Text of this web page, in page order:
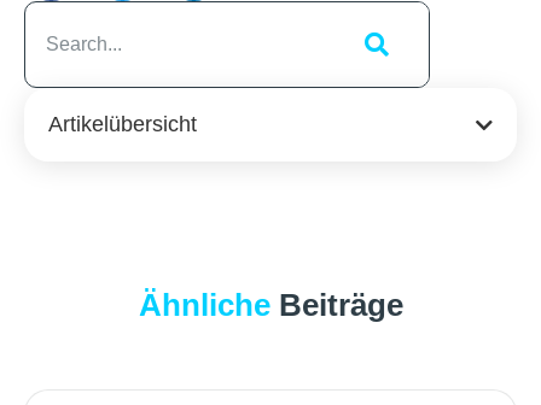
Artikelübersicht
ÄhnlicheBeiträge